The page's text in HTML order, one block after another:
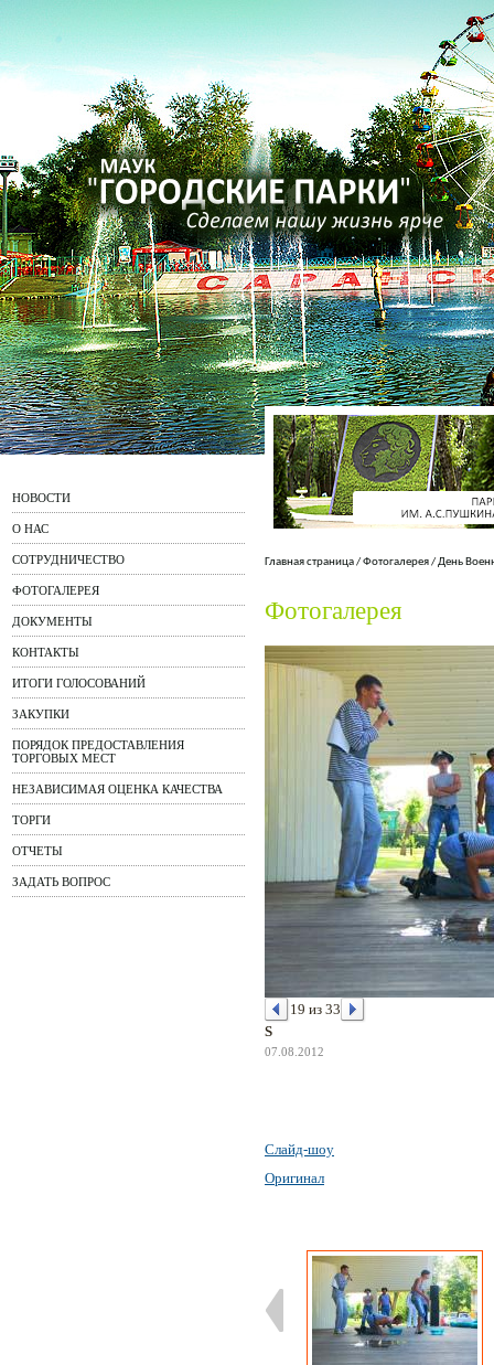
НОВОСТИ
О НАС
СОТРУДНИЧЕСТВО
ФОТОГАЛЕРЕЯ
ДОКУМЕНТЫ
КОНТАКТЫ
ИТОГИ ГОЛОСОВАНИЙ
ЗАКУПКИ
ПОРЯДОК ПРЕДОСТАВЛЕНИЯ
ТОРГОВЫХ МЕСТ
НЕЗАВИСИМАЯ ОЦЕНКА КАЧЕСТВА
ТОРГИ
ОТЧЕТЫ
ЗАДАТЬ ВОПРОС
Главная страница/Фотогалерея/День
Фотогалерея
19 из 33
S
07.08.2012
Слайд-шоу
Оригинал